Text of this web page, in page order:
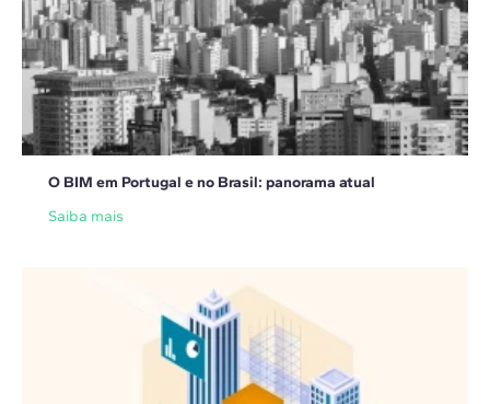
O BIM em Portugal e no Brasil: panorama atual
Saiba mais